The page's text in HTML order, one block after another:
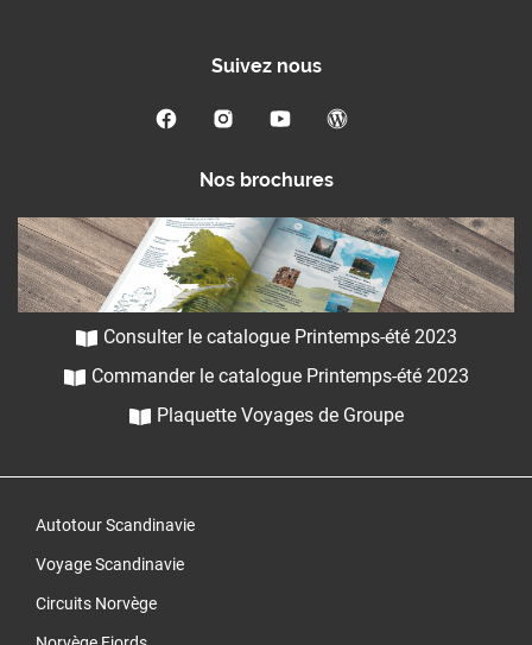
Suivez nous
Nos brochures
Consulter le catalogue Printemps-été 2023
Commander le catalogue Printemps-été 2023
Plaquette Voyages de Groupe
Autotour Scandinavie
Voyage Scandinavie
Circuits Norvège